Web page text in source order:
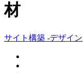
材
サイト構築 -デザイン